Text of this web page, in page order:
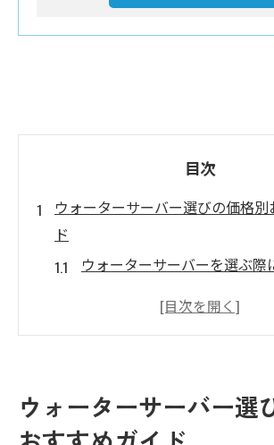
目次
ウォーターサーバー選びの価格別
ド
ウォーターサーバーを選ぶ際
サーバーの種類で価格は異なる
ウォーターサーバーを価格から選
価格と機能のどちらも自分に
ウォーターサーバー選